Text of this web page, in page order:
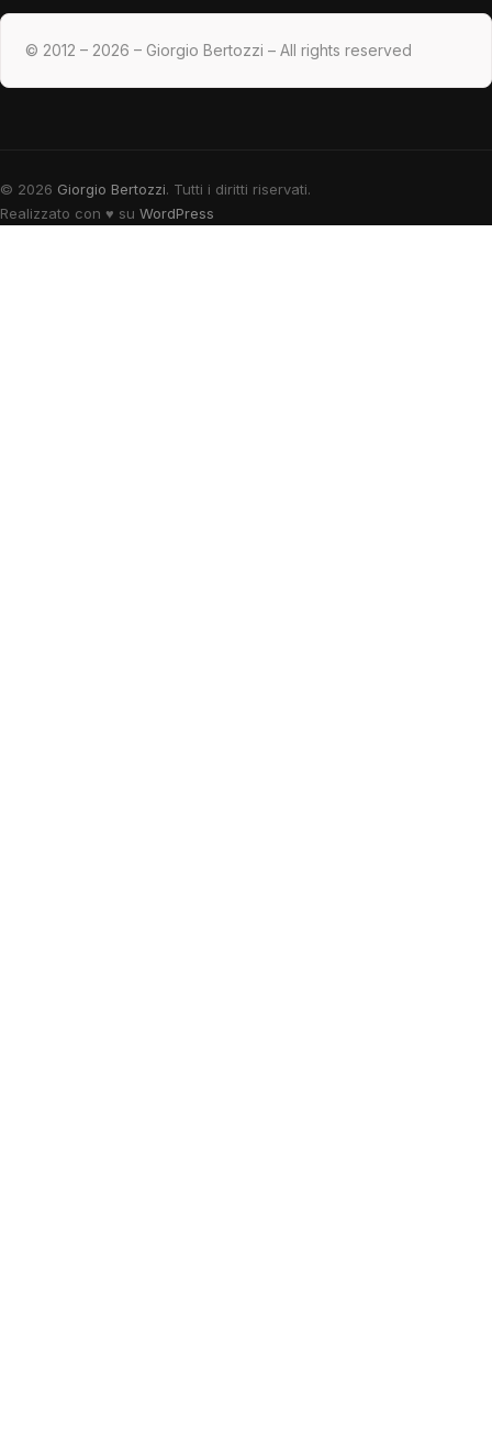
© 2012 – 2026 – Giorgio Bertozzi – All rights reserved
© 2026 Giorgio Bertozzi. Tutti i diritti riservati.
Realizzato con ♥ su WordPress